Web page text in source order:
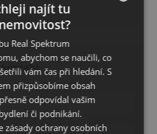
kontakt
najít tu
Real Spektrum
abychom se naučili, co
vám čas při hledání. S
přizpůsobíme obsah
odpovídal vašim
či podnikání.
zásady ochrany osobních